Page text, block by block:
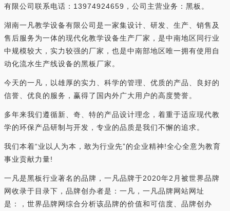
有限公司联系电话：13974924659，公司主营业务：黑板。
湖南一凡教学设备有限公司是一家集设计、研发、生产、销售及
售后服务为一体的现代化教学设备生产厂家，是中南地区同行业
中规模较大，实力较强的厂家，也是中南部地区唯一拥有使用自
动化流水生产线设备的黑板厂家。
今天的一凡，以雄厚的实力、科学的管理、优质的产品、良好的
信誉、优良的服务，赢得了国内外广大用户的高度赞誉。
多年来我们遵循新、奇、特的产品设计理念，着重于适应现代教
学的环保产品研制与开发，专业的品质是我们不懈的追求。
我们本着“业以人为本，敢为行业先”的企业精神!全心全意为教育
事业贡献力量!
一凡是黑板行业著名的品牌，一凡品牌于2020年2月被世界品牌
网收录于目录下，品牌创办者是：一凡，一凡品牌网站网址
是：，世界品牌网综合分析该品牌的价值和可信度、品牌创办